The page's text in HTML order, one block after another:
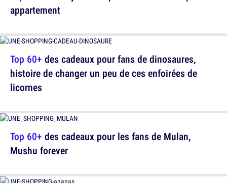
Top 60+ des cadeaux pour fans de dinosaures,
histoire de changer un peu de ces enfoirées de
licornes
appartement
Top 60+ des cadeaux pour les fans de Mulan,
Mushu forever